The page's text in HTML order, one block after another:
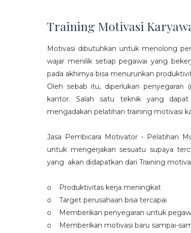
Training Motivasi
Motivasi dibutuhkan untuk menolong
wajar menilik setiap pegawai yang
pada akhirnya bisa menurunkan
Oleh sebab itu, diperlukan penyegaran
kantor. Salah satu teknik yang
mengadakan pelatihan training motivasi
Jasa Pembicara Motivator - Pelatihan
untuk mengerjakan sesuatu supaya
yang akan didapatkan dari Training
o Produktivitas kerja meningkat
o Target perusahaan bisa tercapai
o Memberikan penyegaran untuk
o Memberikan motivasi baru sampai-